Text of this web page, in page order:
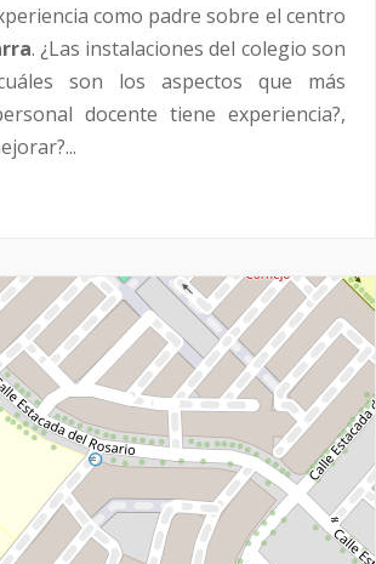
como padre sobre el centro
. ¿Las instalaciones del colegio son
son los aspectos que más
docente tiene experiencia?,